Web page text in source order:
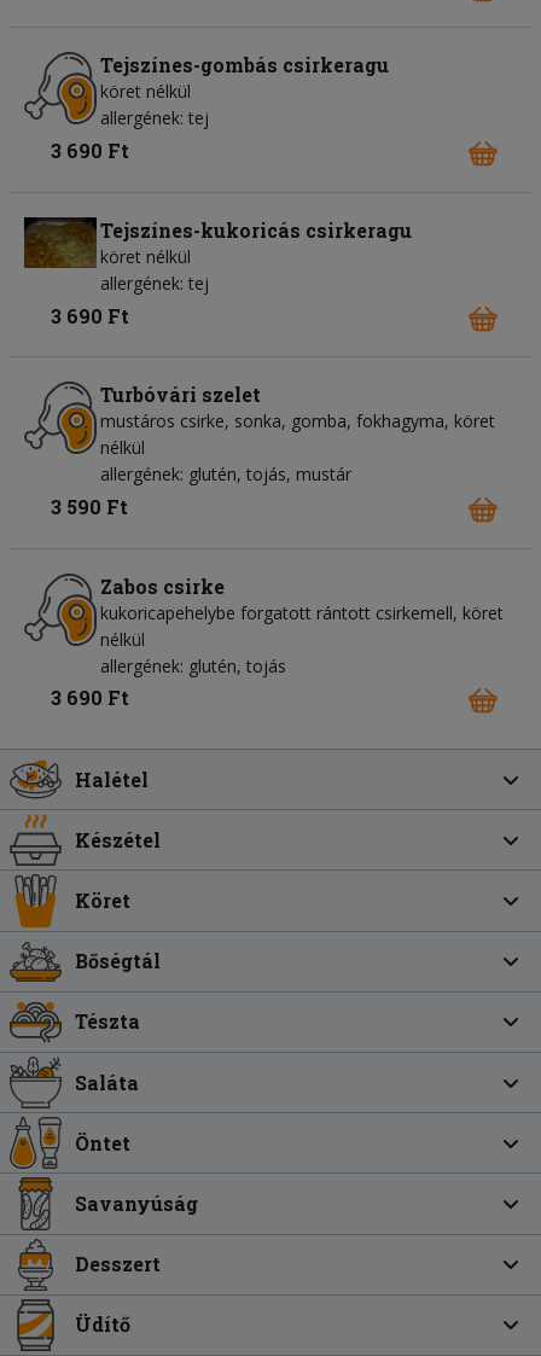
Tejszínes-gombás csirkeragu
köret nélkül
allergének: tej
3 690 Ft
Tejszínes-kukoricás csirkeragu
köret nélkül
allergének: tej
3 690 Ft
Turbóvári szelet
mustáros csirke, sonka, gomba, fokhagyma, köret
nélkül
allergének: glutén, tojás, mustár
3 590 Ft
Zabos csirke
kukoricapehelybe forgatott rántott csirkemell, köret
nélkül
allergének: glutén, tojás
3 690 Ft
Halétel
Készétel
Köret
Bőségtál
Tészta
Saláta
Öntet
Savanyúság
Desszert
Üdítő